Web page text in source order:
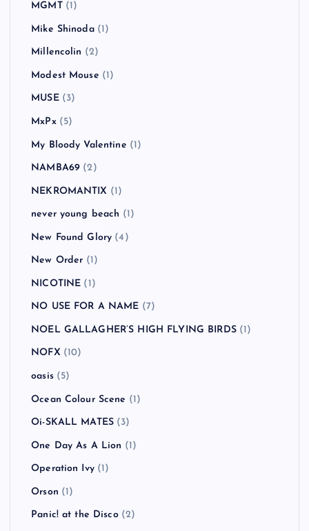
MGMT(1)
Mike Shinoda(1)
Millencolin (2)
Modest Mouse (1)
MUSE(3)
MxPx(5)
My Bloody Valentine (1)
NAMBA69 (2)
NEKROMANTIX (1)
never young beach (1)
New Found Glory (4)
New Order (1)
NICOTINE (1)
NO USE FOR A NAME (7)
NOEL GALLAGHER’S HIGH FLYING BIRDS(1)
NOFX (10)
oasis(5)
Ocean Colour Scene (1)
Oi-SKALL MATES (3)
One Day As A Lion (1)
Operation Ivy(1)
Orson (1)
Panic! at the Disco(2)